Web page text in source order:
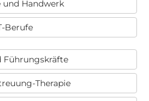
und Handwerk
Berufe
Führungskräfte
Therapie